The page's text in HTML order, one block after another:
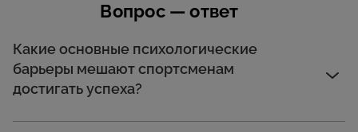
Вопрос — ответ
Какие основные психологические
барьеры мешают спортсменам
достигать успеха?